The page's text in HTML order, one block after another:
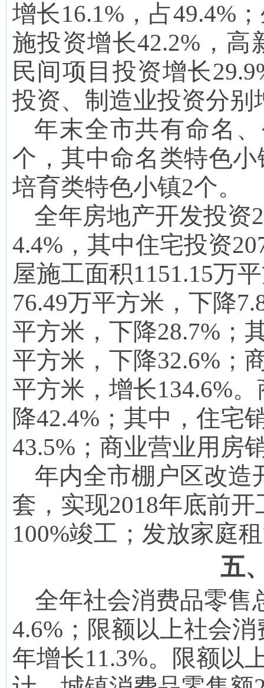
增长16.1%，占49.4%
施投资增长42.2% ， 高
民间项目 投资增长29.9
投资、制造业投资分别
年末全市共有命名
个，其中命名类特色
培育类特色小镇2个。
全年房地产开发投资
4.4% ， 其中住宅投资
屋施工面积1151.15万平
76.49万平方米，下降
平方米，下降28.7% ；
平方米， 下降32.6%；
平方米， 增长134.6%。
降42.4% ； 其中 ， 住宅
43.5%；商业营业用房
年内全市棚户区改造
套，实现2018年底前开
100%竣工；发放家庭
五
全年社会消费品零售
4.6% ； 限额以上社会
年增长11.3%。
限额以